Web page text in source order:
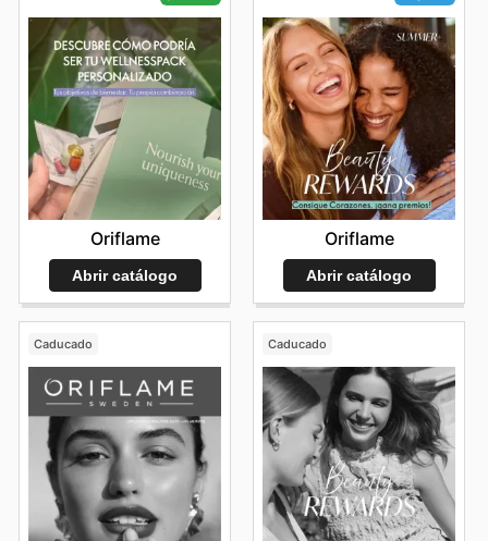
Oriflame
Abrir catálogo
Oriflame
Abrir catálogo
Caducado Caducado